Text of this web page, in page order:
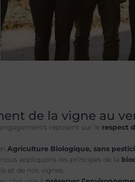
de la vigne au
reposent sur le respect
Agriculture Biologique, sans
appliquons les principes de la
et de nos vignes.